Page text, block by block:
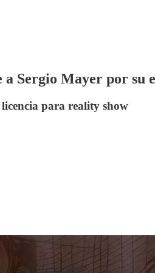
Sergio Mayer por su
para reality show